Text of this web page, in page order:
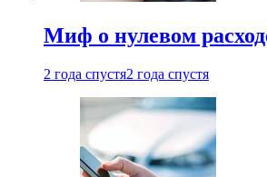
Миф о нулевом
2 года спустя2 года спустя